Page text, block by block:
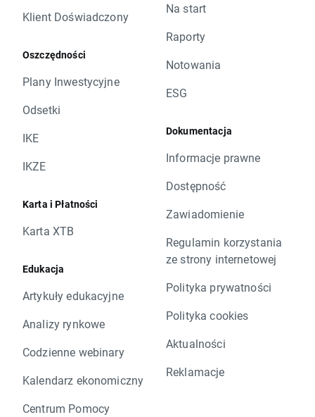
Klient Doświadczony
Oszczędności
Plany Inwestycyjne
Odsetki
IKE
IKZE
Karta i Płatności
Karta XTB
Edukacja
Artykuły edukacyjne
Analizy rynkowe
Codzienne webinary
Kalendarz ekonomiczny
Centrum Pomocy
Na start
Raporty
Notowania
ESG
Dokumentacja
Informacje prawne
Dostępność
Zawiadomienie
Regulamin korzystania
ze strony internetowej
Polityka prywatności
Polityka cookies
Aktualności
Reklamacje